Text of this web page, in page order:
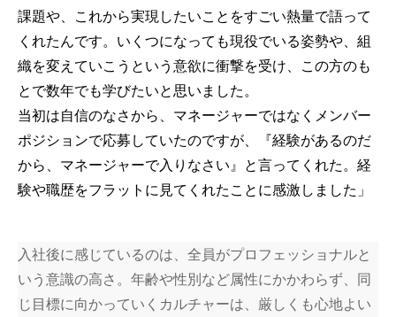
課題や、これから実現したいことをすごい熱量で語って
くれたんです。いくつになっても現役でいる姿勢や、組
織を変えていこうという意欲に衝撃を受け、この方のも
とで数年でも学びたいと思いました。
当初は自信のなさから、マネージャーではなくメンバー
ポジションで応募していたのですが、『経験があるのだ
から、マネージャーで入りなさい』と言ってくれた。経
験や職歴をフラットに見てくれたことに感激しました」
入社後に感じているのは、全員がプロフェッショナルと
いう意識の高さ。年齢や性別など属性にかかわらず、同
じ目標に向かっていくカルチャーは、厳しくも心地よい